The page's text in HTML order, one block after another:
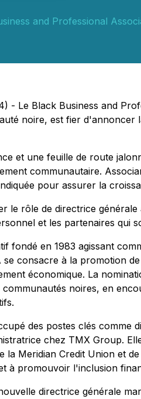
and Professional
- Le Black Business and
noire, est fier
et une feuille de route
communautaire.
pour assurer la
le rôle de directrice
et les partenaires qui
fondé en 1983 agissant
consacre à la promotion
économique. La
noires, en
des postes clés
chez TMX Group.
la Meridian Credit Union et
à promouvoir l'inclusion
directrice générale